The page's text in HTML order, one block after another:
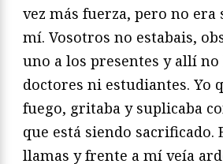
vez más fuerza, pero no
mí. Vosotros no estabais,
uno a los presentes y allí
doctores ni estudiantes. Yo
fuego, gritaba y suplicaba
que está siendo sacrificado.
llamas y frente a mí veía